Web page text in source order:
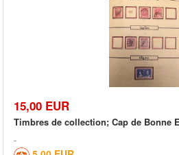
15,00 EUR
Timbres de collection; Cap de Bonne